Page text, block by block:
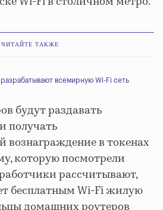
ЧИТАЙТЕ ТАКЖЕ
всемирную Wi-Fi сеть
будут раздавать
получать
вознаграждение в токенах
которую посмотрели
рассчитывают,
бесплатным Wi-Fi жилую